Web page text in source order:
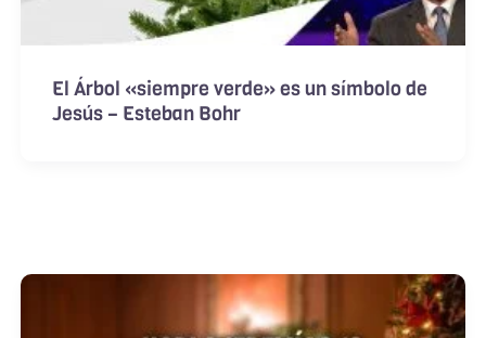
El Árbol «siempre verde» es un símbolo de
Jesús – Esteban Bohr